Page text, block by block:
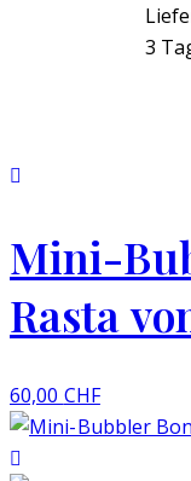
3
Mini-
Rasta
60,00 CHF